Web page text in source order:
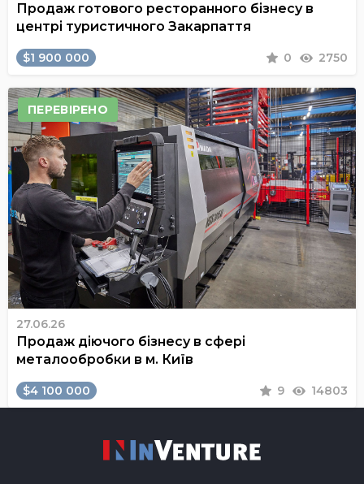
Продаж готового ресторанного бізнесу в
центрі туристичного Закарпаття
$1 900 000 0 2750
ПЕРЕВІРЕНО
27.06.26
Продаж діючого бізнесу в сфері
металообробки в м. Київ
$4 100 000 9 14803